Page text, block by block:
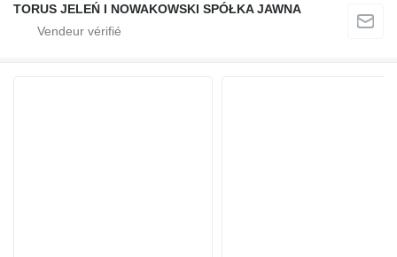
TORUS JELEŃ I NOWAKOWSKI SPÓŁKA JAWNA